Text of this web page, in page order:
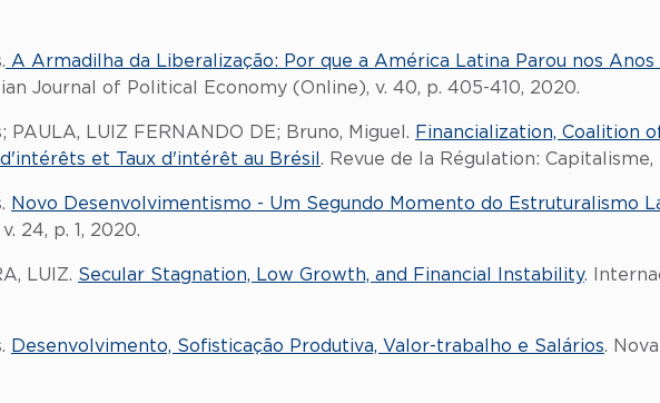
A Armadilha da Liberalização: Por que a América Latina Parou nos Anos
Journal of Political Economy (Online), v. 40, p. 405-410, 2020.
PAULA, LUIZ FERNANDO DE; Bruno, Miguel. Financialization, Coalition
et Taux d'intérêt au Brésil . Revue de la Régulation: Capitalisme,
Novo Desenvolvimentismo - Um Segundo Momento do Estruturalismo
24, p. 1, 2020.
LUIZ. Secular Stagnation, Low Growth, and Financial Instability.
Desenvolvimento, Sofisticação Produtiva, Valor-trabalho e Salários.